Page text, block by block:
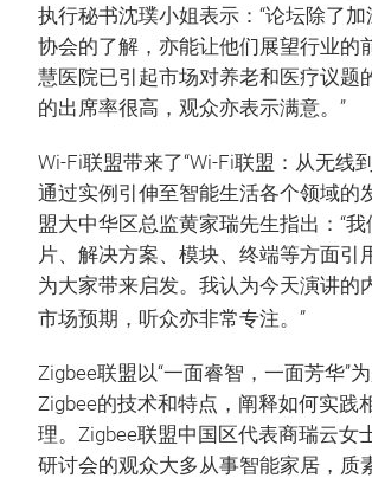
执行秘书沈璞小姐表示：“论坛除了
协会的了解，亦能让他们展望行业的
慧医院已引起市场对养老和医疗议题
的出席率很高，观众亦表示满意。”
Wi-Fi联盟带来了“Wi-Fi联盟：从无线
通过实例引伸至智能生活各个领域的
盟大中华区总监黄家瑞先生指出：“
片、解决方案、模块、终端等方面引
为大家带来启发。我认为今天演讲的
市场预期，听众亦非常专注。”
Zigbee联盟以“一面睿智，一面芳华”
Zigbee的技术和特点，阐释如何实践
理。Zigbee联盟中国区代表商瑞云女
研讨会的观众大多从事智能家居，质